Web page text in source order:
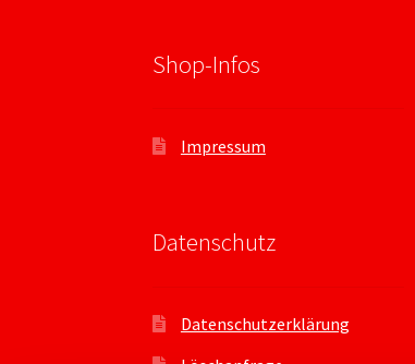
Shop-Infos
Impressum
Datenschutz
Datenschutzerklärung